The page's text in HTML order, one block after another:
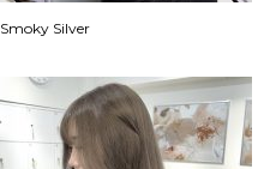
Smoky Silver